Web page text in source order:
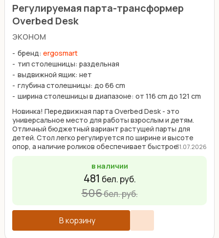
Регулируемая парта-трансформер
Overbed Desk
эконом
бренд: ergosmart
тип столешницы: раздельная
выдвижной ящик: нет
глубина столешницы: до 66 сm
ширина столешницы в диапазоне: от 116 cm до 121 cm
Новинка! Передвижная парта Overbed Desk - это
универсальное место для работы взрослым и детям.
Отличный бюджетный вариант растущей парты для
детей. Стол легко регулируется по ширине и высоте
опор, а наличие роликов обеспечивает быстрое31.07.2026
в наличии
481 бел. руб.
506бел. руб.
В корзину